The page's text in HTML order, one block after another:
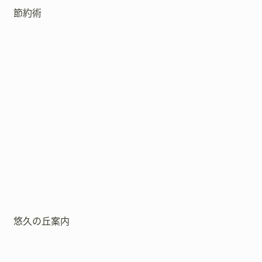
節約術
悠久の丘案内